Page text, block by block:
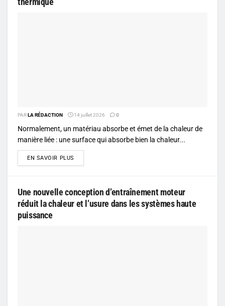
PARLA RÉDACTION 14 juillet 2026 0
Normalement, un matériau absorbe et émet de la chaleur de
manière liée : une surface qui absorbe bien la chaleur...
EN SAVOIR PLUS
Une nouvelle conception d’entraînement moteur
réduit la chaleur et l’usure dans les systèmes haute
puissance